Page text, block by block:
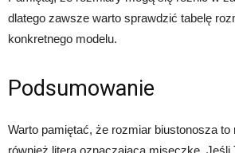
dlatego zawsze warto sprawdzić tabelę
konkretnego modelu.
Podsumowanie
Warto pamiętać, że rozmiar biustonosza to